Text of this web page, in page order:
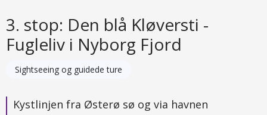
3. stop: Den blå Kløversti -
Fugleliv i Nyborg Fjord
Sightseeing og guidede ture
Kystlinjen fra Østerø sø og via havnen